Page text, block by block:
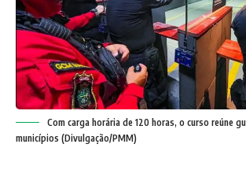
Com carga horária de 120 horas, o curso reúne
municípios (Divulgação/PMM)